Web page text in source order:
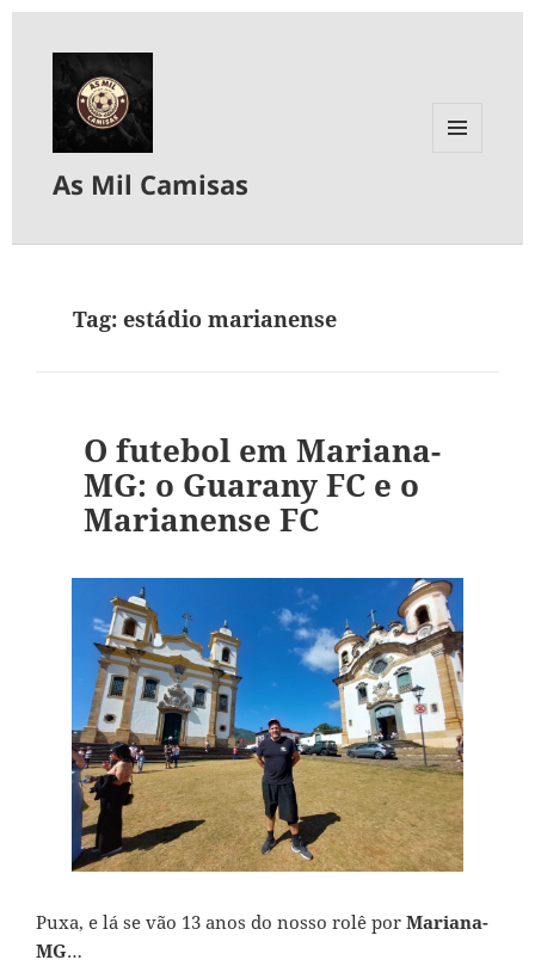
As Mil Camisas
Tag:estádio marianense
O futebol em Mariana-
MG: o Guarany FC e o
Marianense FC
Puxa, e lá se vão 13 anos do nosso rolê por Mariana-
MG…